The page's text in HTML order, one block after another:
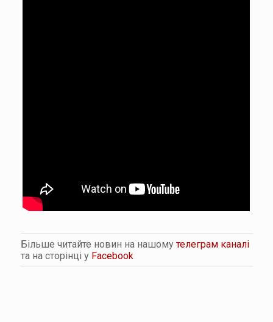
Більше читайте новин на нашомутелеграм каналі
та на сторінці у Facebook